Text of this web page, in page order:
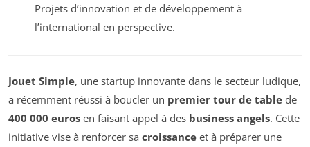
Projets d’innovation et de développement à
l’international en perspective.
Jouet Simple, une startup innovante dans le secteur ludique,
a récemment réussi à boucler un premier tour de table de
400 000 euros en faisant appel à des business angels. Cette
initiative vise à renforcer sa croissance et à préparer une